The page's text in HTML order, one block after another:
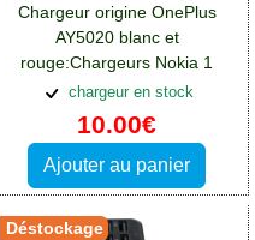
Chargeur origine OnePlus
AY5020 blanc et
rouge:Chargeurs Nokia 1
chargeur en stock
10.00€
Ajouter au panier
Déstockage